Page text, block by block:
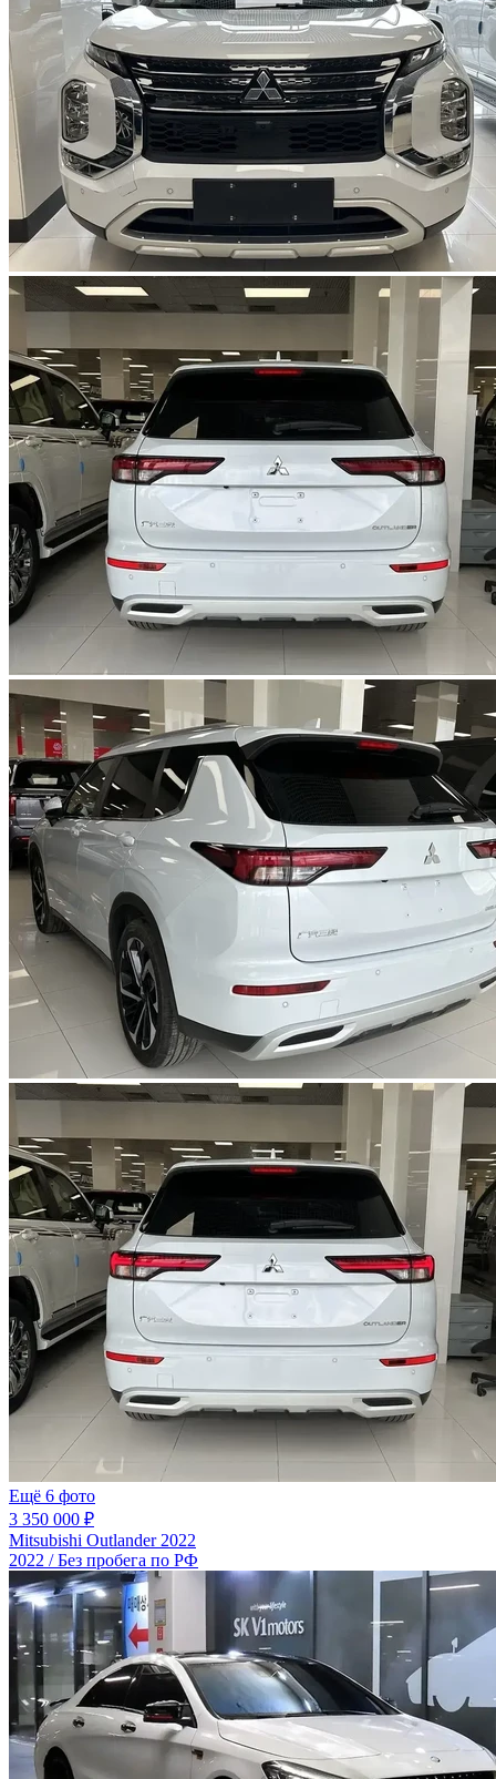
Ещё 6 фото
3 350 000 ₽
Mitsubishi Outlander 2022
2022 / Без пробега по РФ